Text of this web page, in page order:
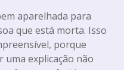
aparelhada para
que está morta. Isso
porque
uma explicação não